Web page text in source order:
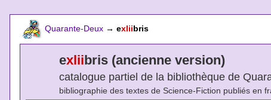
Quarante-Deux → exliibris
exliibris (ancienne version)
catalogue partiel de la bibliothèque de
bibliographie des textes de Science-Fiction publiés en